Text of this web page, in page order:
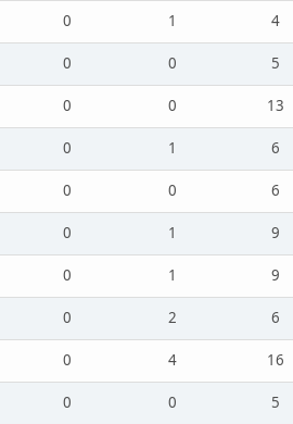
0 1
4
0 0
5
0 0
13
0 1
6
0 0
6
0 1
9
0 1
9
0 2
6
0 4
16
0 0
5